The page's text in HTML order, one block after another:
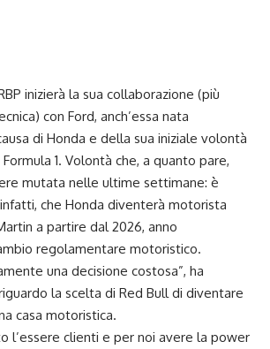
inizierà la sua collaborazione (più
con Ford, anch’essa nata
di Honda e della sua iniziale volontà
1. Volontà che, a quanto pare,
mutata nelle ultime settimane: è
che Honda diventerà motorista
a partire dal 2026, anno
regolamentare motoristico.
una decisione costosa”, ha
la scelta di Red Bull di diventare
casa motoristica.
l’essere clienti e per noi avere la power